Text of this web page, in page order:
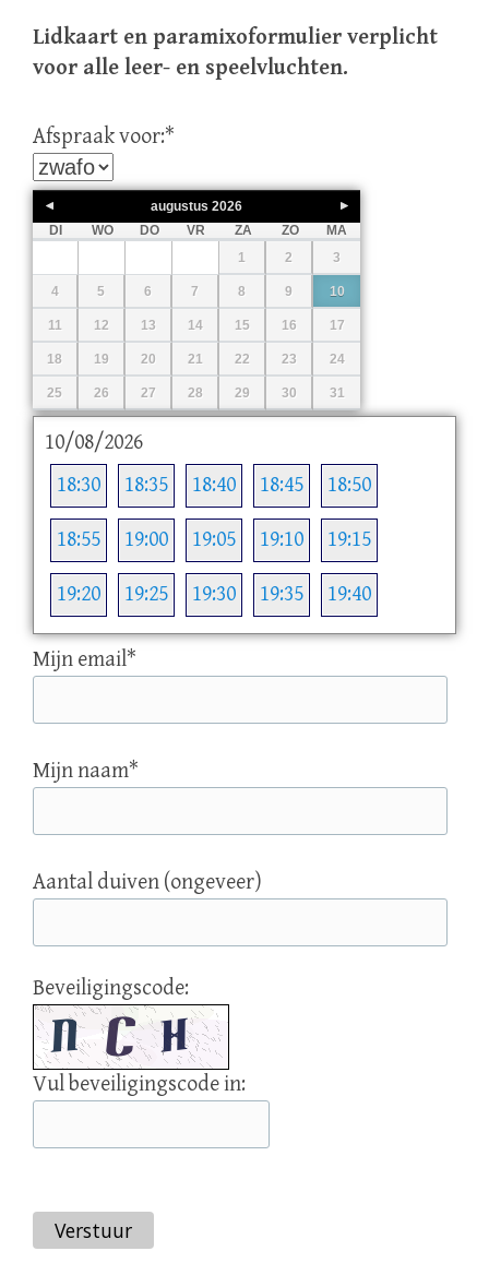
Lidkaart en paramixoformulier verplicht
voor alle leer- en speelvluchten.
Afspraak voor:*
augustus 2026
DI
WO DO VR ZA ZO
MA
1
2 3
4 5 6 7 8 9 10
11 12 13 14 15 16 17
18 19 20 21 22 23 24
25 26 27 28 29 30 31
10/08/2026
18:30
18:35 18:40 18:45 18:50
18:55 19:00 19:05 19:10 19:15
19:20 19:25 19:30 19:35 19:40
Mijn email*
Mijn naam*
Aantal duiven (ongeveer)
Beveiligingscode:
Vul beveiligingscode in:
Verstuur